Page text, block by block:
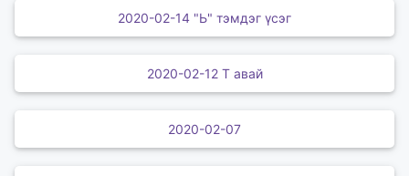
2020-02-14 "Ь" тэмдэг үсэг
2020-02-12 Т авай
2020-02-07